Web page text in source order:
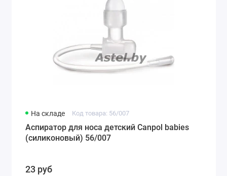
На складе Код товара: 56/007
Аспиратор для носа детский Canpol babies
(силиконовый) 56/007
23 руб